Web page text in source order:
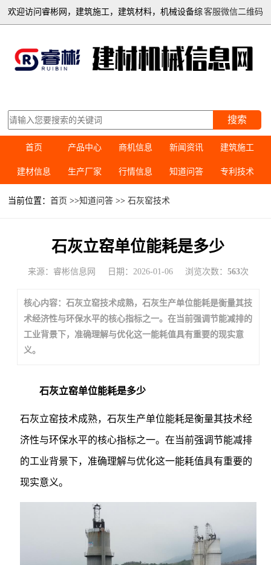
客服微信二维码
欢迎访问睿彬网，建筑施工，建筑材料，机械设备综
搜索
首页 产品中心 商机信息 新闻资讯 建筑施工
建材信息 生产厂家 行情信息 知道问答 专利技术
当前位置：首页 >>知道问答 >>石灰窑技术
石灰立窑单位能耗是多少
来源：睿彬信息网 日期：2026-01-06 浏览次数： 563次
核心内容：石灰立窑技术成熟，石灰生产单位能耗是衡量其技
术经济性与环保水平的核心指标之一。在当前强调节能减排的
工业背景下，准确理解与优化这一能耗值具有重要的现实意
义。
石灰立窑单位能耗是多少
石灰立窑技术成熟，石灰生产单位能耗是衡量其技术经
济性与环保水平的核心指标之一。在当前强调节能减排
的工业背景下，准确理解与优化这一能耗值具有重要的
现实意义。